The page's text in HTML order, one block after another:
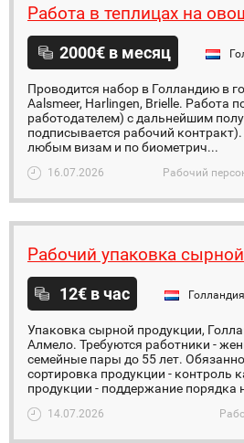
Работа в теплицах на
2000€ в месяц
Проводится набор в Голландию в
Aalsmeer, Harlingen, Brielle. Работа
работодателем) с дальнейшим
подписывается рабочий
любым визам и по биометрич...
16.07.2026 Рабочий
Рабочий упаковка
12€ в час Голландия
Упаковка сырной продукции,
Алмело. Требуются работники -
семейные пары до 55 лет.
сортировка продукции - контроль
продукции - поддержание порядка
14.07.2026